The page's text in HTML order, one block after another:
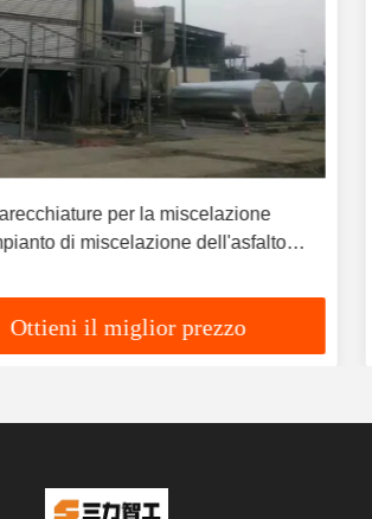
per la miscelazione
di miscelazione dell'asfalto
Ottieni il miglior prezzo